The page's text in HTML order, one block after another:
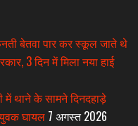
बेतवा पार कर स्कूल जाते थे
3 दिन में मिला नया हाई
में थाने के सामने दिनदहाड़े
युवक घायल 7 अगस्त 2026